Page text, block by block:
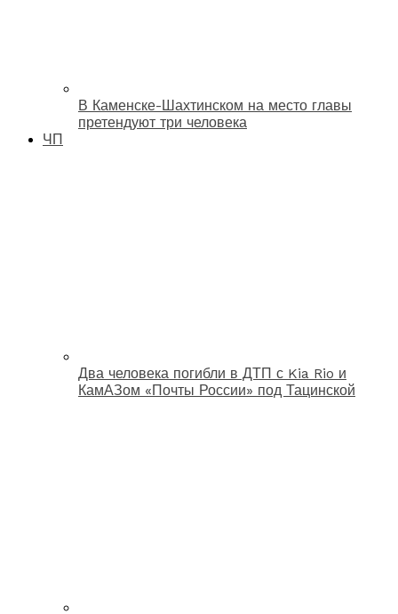
В Каменске-Шахтинском на место главы
претендуют три человека
ЧП
Два человека погибли в ДТП с Kia Rio и
КамАЗом «Почты России» под Тацинской